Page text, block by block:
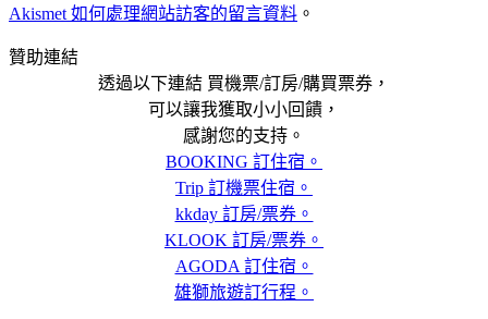
Akismet 如何處理網站訪客的留言資料 。
贊助連結
透過以下連結 買機票/訂房/購買票券，
可以讓我獲取小小回饋，
感謝您的支持。
BOOKING 訂住宿。
Trip 訂機票住宿。
kkday 訂房/票券。
KLOOK 訂房/票券。
AGODA 訂住宿。
雄獅旅遊訂行程。